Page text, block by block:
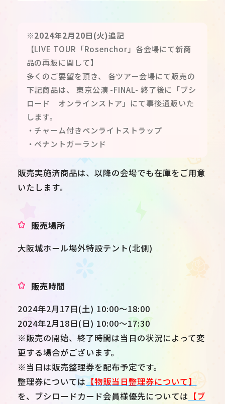
※2024年2月20日(火)追記
【LIVE TOUR「Rosenchor」各会場にて新商
品の再販に関して】
多くのご要望を頂き、 各ツアー会場にて販売の
下記商品は、 東京公演 -FINAL- 終了後に「ブシ
ロード オンラインストア」にて事後通販いた
します。
・チャーム付きペンライトストラップ
・ペナントガーランド
販売実施済商品は、以降の会場でも在庫をご用意
いたします。
販売場所
大阪城ホール場外特設テント(北側)
販売時間
2024年2月17日(土) 10:00～18:00
2024年2月18日(日) 10:00～17:30
※販売の開始、終了時間は当日の状況によって変
更する場合がございます。
※当日は販売整理券を配布予定です。
整理券については 【物販当日整理券について】
を、ブシロードカード会員様優先については 【ブ